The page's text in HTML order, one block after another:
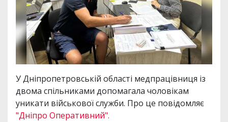
У Дніпропетровській області медпрацівниця із
двома спільниками допомагала чоловікам
уникати військової служби. Про це повідомляє
"Дніпро Оперативний".